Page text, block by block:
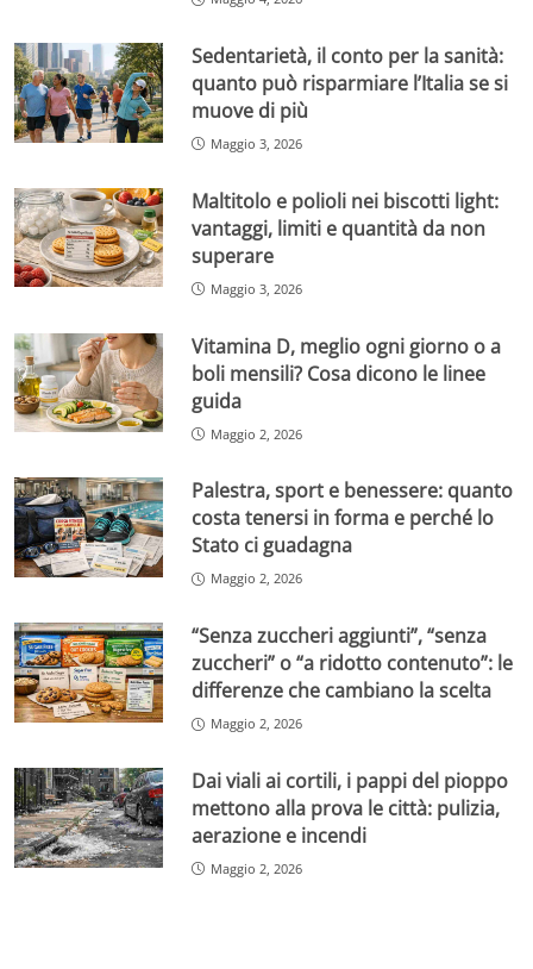
Sedentarietà, il conto per la sanità:
quanto può risparmiare l’Italia se si
muove di più
Maggio 3, 2026
Maltitolo e polioli nei biscotti light:
vantaggi, limiti e quantità da non
superare
Maggio 3, 2026
Vitamina D, meglio ogni giorno o a
boli mensili? Cosa dicono le linee
guida
Maggio 2, 2026
Palestra, sport e benessere: quanto
costa tenersi in forma e perché lo
Stato ci guadagna
Maggio 2, 2026
“Senza zuccheri aggiunti”, “senza
zuccheri” o “a ridotto contenuto”: le
differenze che cambiano la scelta
Maggio 2, 2026
Dai viali ai cortili, i pappi del pioppo
mettono alla prova le città: pulizia,
aerazione e incendi
Maggio 2, 2026